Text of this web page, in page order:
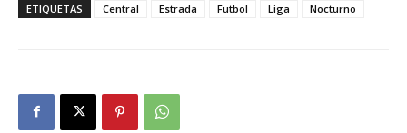
ETIQUETAS Central Estrada Futbol Liga Nocturno